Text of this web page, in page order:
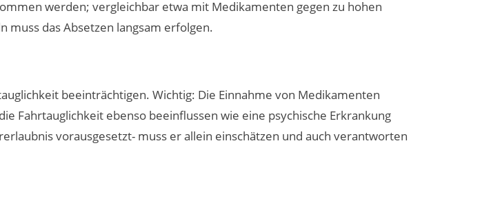
werden; vergleichbar etwa mit Medikamenten gegen zu hohen
muss das Absetzen langsam erfolgen.
beeinträchtigen. Wichtig: Die Einnahme von Medikamenten
Fahrtauglichkeit ebenso beeinflussen wie eine psychische Erkrankung
vorausgesetzt- muss er allein einschätzen und auch verantworten